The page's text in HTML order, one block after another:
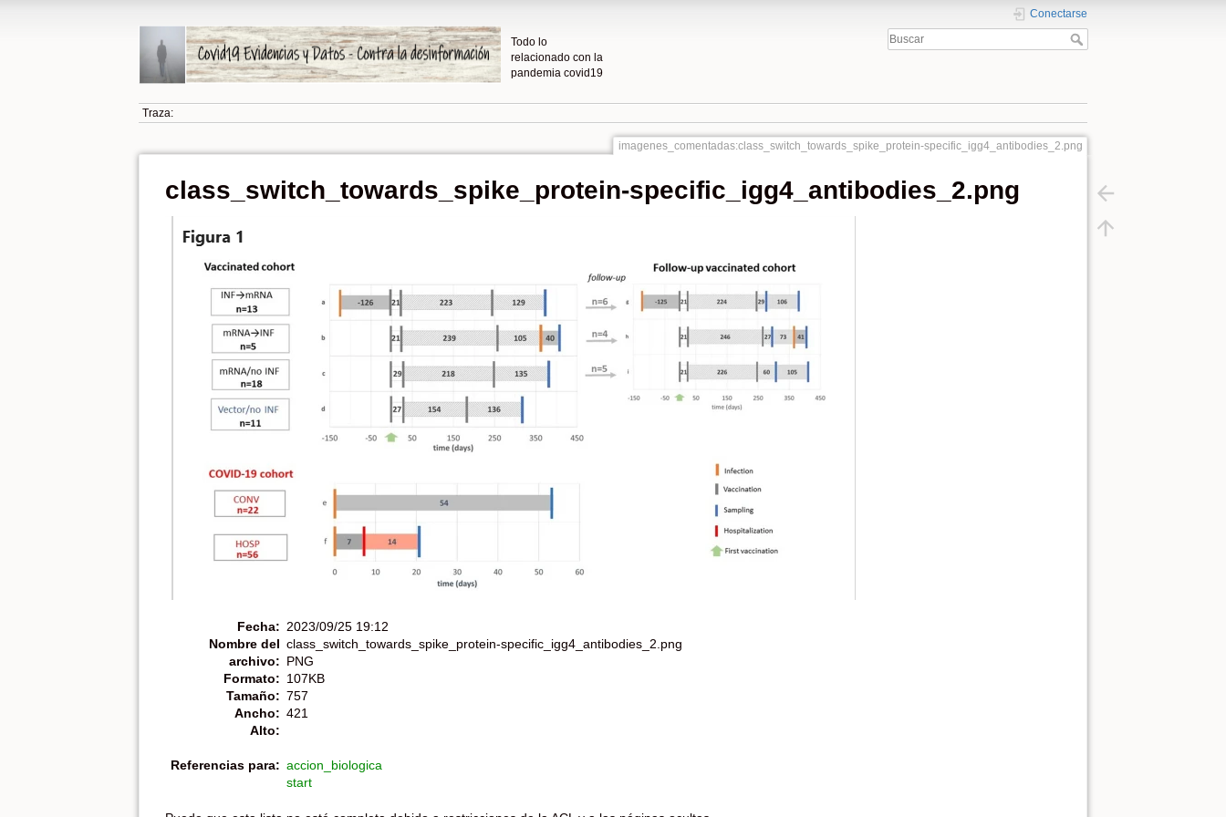
Todo lo
relacionado con la
pandemia covid19
Conectarse
Traza:
imagenes_comentadas:class_switch_towards_spike_protein-specific_igg4_antibodies_2.png
class_switch_towards_spike_protein-specific_igg4_antibodies_2.png
Fecha: 2023/09/25 19:12
Nombre del
archivo:
class_switch_towards_spike_protein-specific_igg4_antibodies_2.png
Formato:
PNG
Tamaño:
107KB
Ancho:
757
Alto:
421
Referencias para: accion_biologica
start